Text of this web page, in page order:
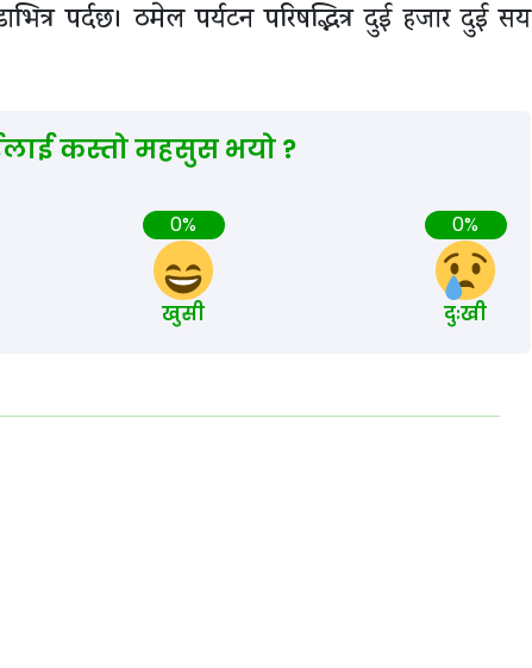
पर्दछ। ठमेल पर्यटन परिषद्भित्र दुई हजार दुई सय
कस्तो महसुस भयो ?
0%
खुसी
0%
दुःखी